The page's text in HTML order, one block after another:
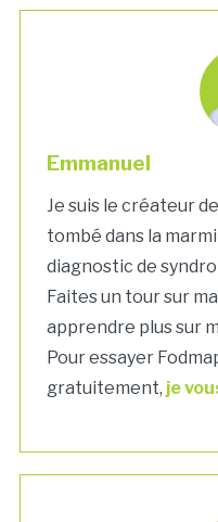
Emmanuel
Je suis le créateur
tombé dans la
diagnostic de
Faites un tour sur
apprendre plus sur
Pour essayer
gratuitement, je